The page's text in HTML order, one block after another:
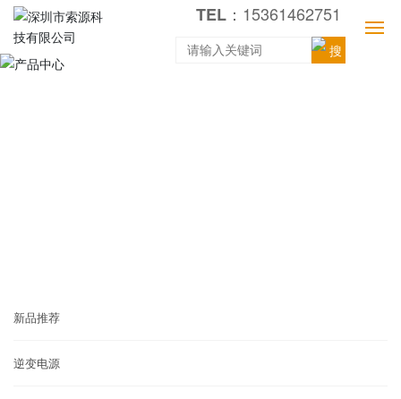
TEL ：15361462751
新品推荐
逆变电源